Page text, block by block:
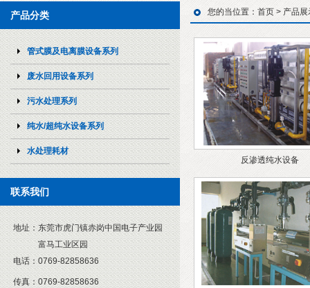
产品分类
管式膜及电离膜设备系列
废水回用设备系列
污水处理系列
纯水/超纯水设备系列
水处理耗材
联系我们
地址： 东莞市虎门镇赤岗中国电子产业园
富马工业区园
电话： 0769-82858636
传真： 0769-82858636
您的当位置： 首页> 产品展
反渗透纯水设备